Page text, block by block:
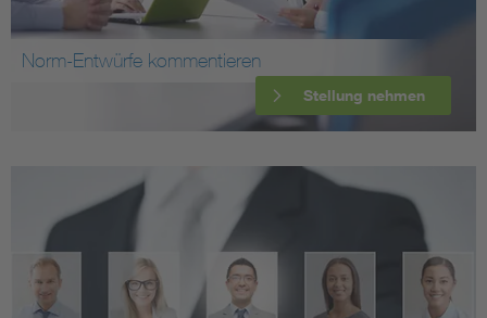
Norm-Entwürfe kommentieren
Stellung nehmen